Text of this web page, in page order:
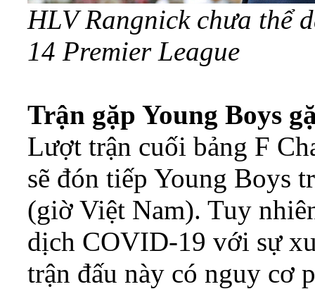
HLV Rangnick chưa thể
14 Premier League
Trận gặp Young Boys
Lượt trận cuối bảng F
sẽ đón tiếp Young Boys
(giờ Việt Nam). Tuy
dịch COVID-19 với sự
trận đấu này có nguy cơ